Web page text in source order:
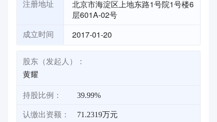
注册地址
北京市海淀区上地东路1号院1号楼6
层601A-02号
成立时间 2017-01-20
股东（发起人）：
黄耀
持股比例： 39.99%
认缴出资额： 71.2319万元